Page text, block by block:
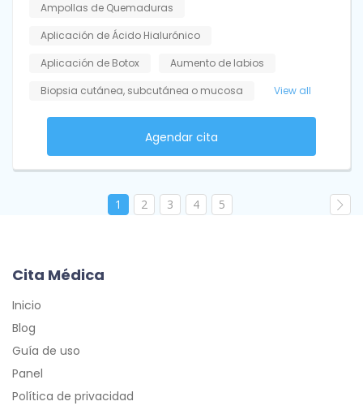
Ampollas de Quemaduras
Aplicación de Ácido Hialurónico
Aplicación de Botox
Aumento de labios
Biopsia cutánea, subcutánea o mucosa
View all
Agendar cita
1 2 3 4 5
Cita Médica
Inicio
Blog
Guía de uso
Panel
Política de privacidad